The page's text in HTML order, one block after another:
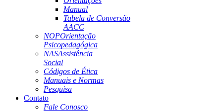
Manual
Tabela de Conversão
AACC
NOPOrientação
Psicopedagógica
NASAssistência
Social
Códigos de Ética
Manuais e Normas
Pesquisa
Contato
Fale Conosco